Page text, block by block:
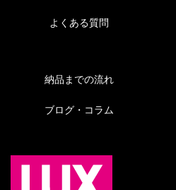
よくある質問
納品までの流れ
ブログ・コラム